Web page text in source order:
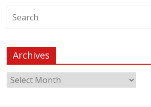
Archives